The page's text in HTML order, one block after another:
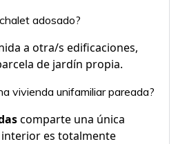
adosado?
a otra/s edificaciones,
de jardín propia.
vivienda unifamiliar pareada?
comparte una única
es totalmente